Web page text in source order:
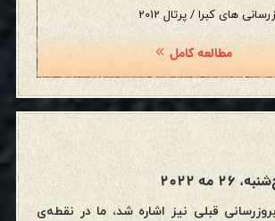
های کبرا / پرتال 2012
مطالعه کامل
مه ۲۰۲۲
قبلی نیز اشاره‌ شد، ما در نقطه‌ی